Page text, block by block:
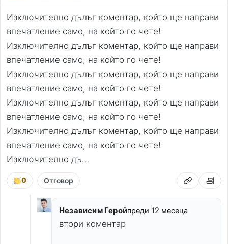
Изключително дълъг коментар, който ще направи
впечатление само, на който го чете!
Изключително дълъг коментар, който ще направи
впечатление само, на който го чете!
Изключително дълъг коментар, който ще направи
впечатление само, на който го чете!
Изключително дълъг коментар, който ще направи
впечатление само, на който го чете!
Изключително дълъг коментар, който ще направи
впечатление само, на който го чете!
Изключително дъ…
0 Отговор
Независим Геройпреди 12 месеца
втори коментар